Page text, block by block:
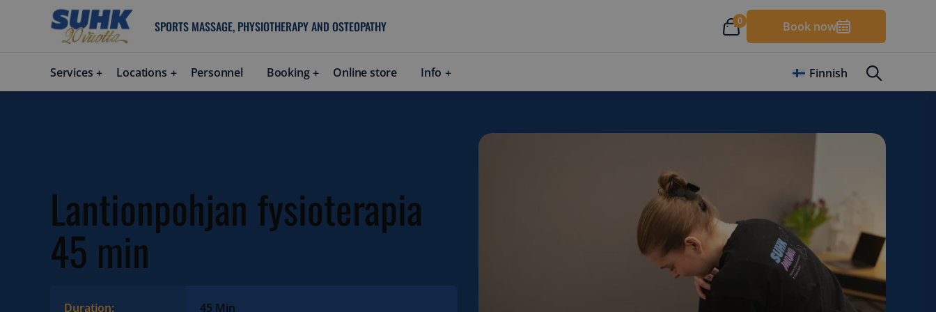
SPORTS MASSAGE, PHYSIOTHERAPY AND OSTEOPATHY 0 Book now
Services Locations Personnel Booking Online store Info Finnish
Lantionpohjan fysioterapia
45 min
Duration: 45 Min